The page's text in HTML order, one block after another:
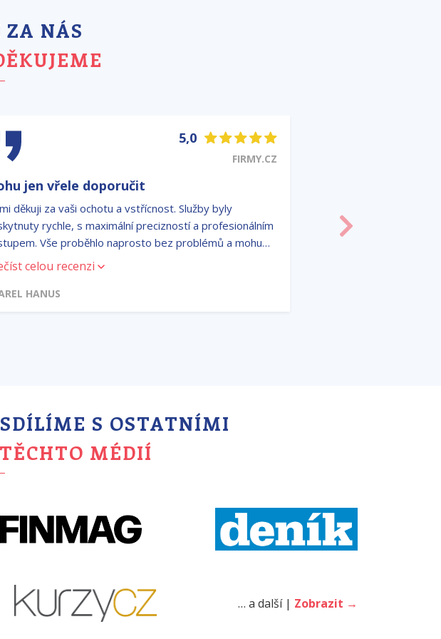
NÁS
5,0
FIRMY.CZ
jen vřele doporučit
děkuji za vaši ochotu a vstřícnost. Služby byly
rychle, s maximální precizností a profesionálním
Vše proběhlo naprosto bez problémů a mohu
jen vřele doporučit.
celou recenzi
HANUS
Další
S OSTATNÍMI
MÉDIÍ
… a další | Zobrazit →